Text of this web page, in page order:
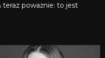
poważnie: to jest